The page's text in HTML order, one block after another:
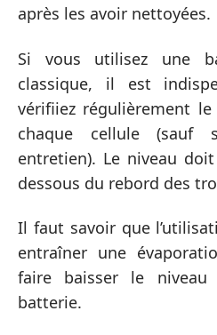
après les avoir nettoyées.
Si vous utilisez une
classique, il est
vérifiiez régulièrement le
chaque cellule
entretien). Le niveau
dessous du rebord des
Il faut savoir que
entraîner une
faire baisser le niveau
batterie.